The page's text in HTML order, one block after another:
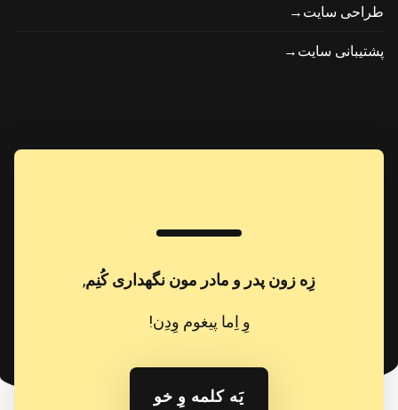
طراحی سایت→
پشتیبانی سایت→
زِه زون پدر و مادر مون نگهداری کُنِم,
وِ اِما پیغوم وِدِن!
یَه کلمه وِ خو